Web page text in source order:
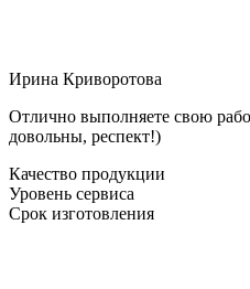
Ирина Криворотова
Отлично выполняете свою
довольны, респект!)
Качество продукции
Уровень сервиса
Срок изготовления